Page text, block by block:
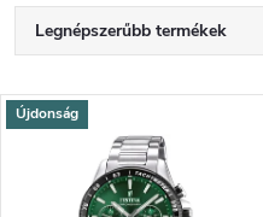
T
e
Legnépszerűbb termékek
Legdrágább
ABC szerint
T
Újdonság